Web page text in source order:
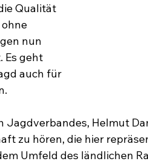
Qualität
nun
Es geht
auch für
Jagdverbandes, Helmut
zu hören, die hier
Umfeld des ländlichen